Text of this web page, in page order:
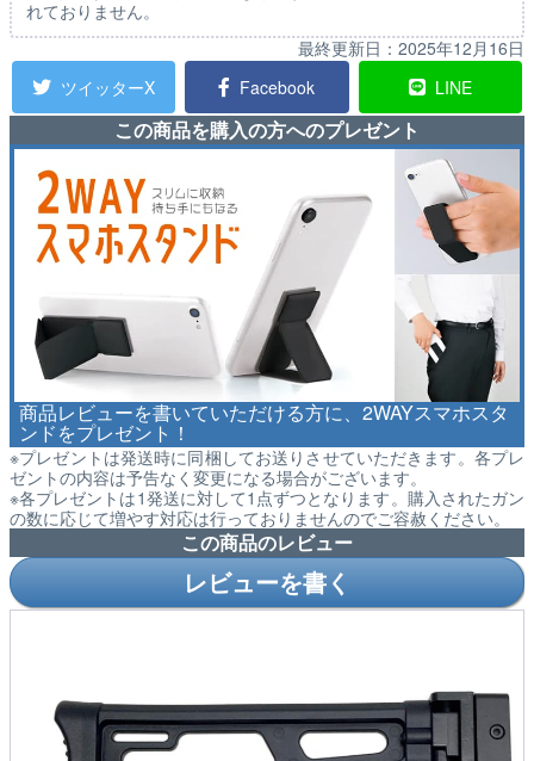
れておりません。
最終更新日： 2025年12月16日
ツイッターX
Facebook LINE
この商品を購入の方へのプレゼント
商品レビューを書いていただける方に、2WAYスマホスタ
ンドをプレゼント！
※プレゼントは発送時に同梱してお送りさせていただきます。各プレ
ゼントの内容は予告なく変更になる場合がございます。
※各プレゼントは1発送に対して1点ずつとなります。購入されたガン
の数に応じて増やす対応は行っておりませんのでご容赦ください。
この商品のレビュー
レビューを書く